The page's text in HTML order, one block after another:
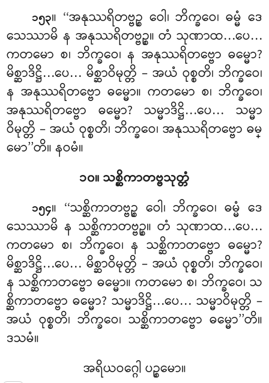
၁၅၃။ ‘‘အနုဿရိတဗ္ဗဉ္စ ဝေါ၊ ဘိက္ခဝေ၊ ဓမ္မံ ဒေ
သေဿာမိ န အနုဿရိတဗ္ဗဉ္စ။ တံ သုဏာထ…ပေ…
ကတမော စ၊ ဘိက္ခဝေ၊ န အနုဿရိတဗ္ဗော ဓမ္မော?
မိစ္ဆာဒိဋ္ဌိ…ပေ… မိစ္ဆာဝိမုတ္တိ – အယံ ဝုစ္စတိ၊ ဘိက္ခဝေ၊
န အနုဿရိတဗ္ဗော ဓမ္မော။ ကတမော စ၊ ဘိက္ခဝေ၊
အနုဿရိတဗ္ဗော ဓမ္မော? သမ္မာဒိဋ္ဌိ…ပေ… သမ္မာ
ဝိမုတ္တိ – အယံ ဝုစ္စတိ၊ ဘိက္ခဝေ၊ အနုဿရိတဗ္ဗော ဓမ္
မော’’တိ။ နဝမံ။
၁၀။ သစ္ဆိကာတဗ္ဗသုတ္တံ
၁၅၄။ ‘‘သစ္ဆိကာတဗ္ဗဉ္စ ဝေါ၊ ဘိက္ခဝေ၊ ဓမ္မံ ဒေ
သေဿာမိ န သစ္ဆိကာတဗ္ဗဉ္စ။ တံ သုဏာထ…ပေ…
ကတမော စ၊ ဘိက္ခဝေ၊ န သစ္ဆိကာတဗ္ဗော ဓမ္မော?
မိစ္ဆာဒိဋ္ဌိ…ပေ… မိစ္ဆာဝိမုတ္တိ – အယံ ဝုစ္စတိ၊ ဘိက္ခဝေ၊
န သစ္ဆိကာတဗ္ဗော ဓမ္မော။ ကတမော စ၊ ဘိက္ခဝေ၊ သ
စ္ဆိကာတဗ္ဗော ဓမ္မော? သမ္မာဒိဋ္ဌိ…ပေ… သမ္မာဝိမုတ္တိ –
အယံ ဝုစ္စတိ၊ ဘိက္ခဝေ၊ သစ္ဆိကာတဗ္ဗော ဓမ္မော’’တိ။
ဒသမံ။
အရိယဝဂ္ဂေါ ပဉ္စမော။